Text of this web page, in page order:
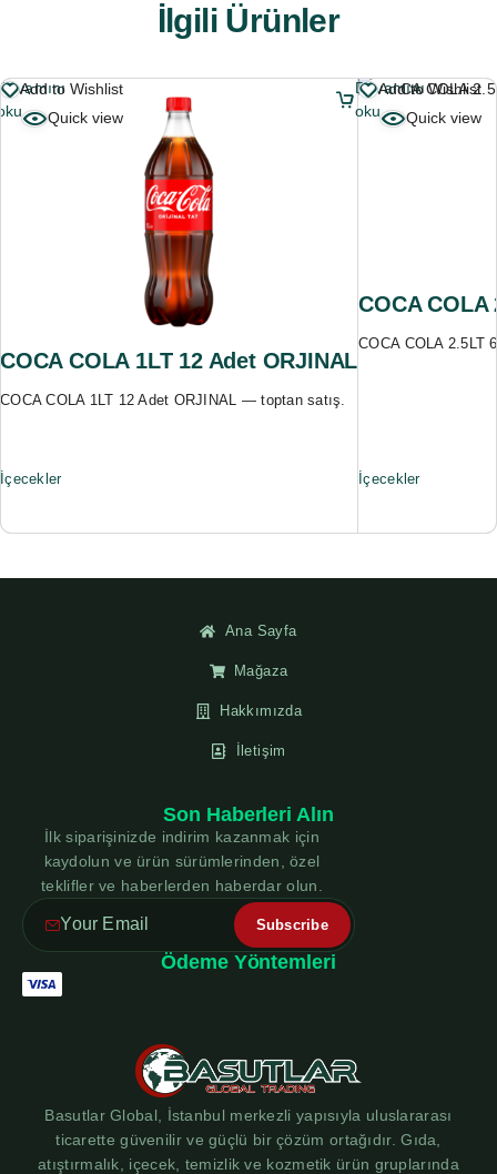
İlgili Ürünler
Add to Wishlist
Quick view
COCA COLA 1LT 12 Adet ORJINAL
COCA COLA 1LT 12 Adet ORJINAL — toptan satış.
İçecekler
Add to Wishlist
Quick view
COCA COLA
COCA COLA 2.5LT
İçecekler
Devamını
oku
Ana Sayfa
Mağaza
Hakkımızda
İletişim
Basutlar Global, İstanbul merkezli yapısıyla uluslararası
ticarette güvenilir ve güçlü bir çözüm ortağıdır. Gıda,
atıştırmalık, içecek, temizlik ve kozmetik ürün gruplarında
Son Haberleri Alın
İlk siparişinizde indirim kazanmak için
kaydolun ve ürün sürümlerinden, özel
teklifler ve haberlerden haberdar olun.
Ödeme Yöntemleri